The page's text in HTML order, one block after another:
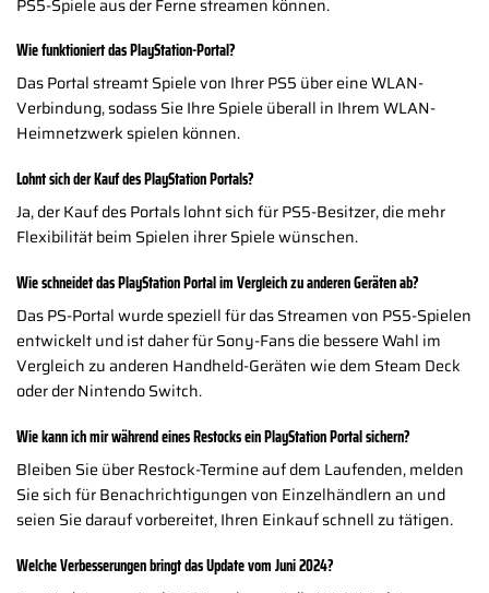
PS5-Spiele aus der Ferne streamen können.
Wie funktioniert das PlayStation-Portal?
Das Portal streamt Spiele von Ihrer PS5 über eine WLAN-
Verbindung, sodass Sie Ihre Spiele überall in Ihrem WLAN-
Heimnetzwerk spielen können.
Lohnt sich der Kauf des PlayStation Portals?
Ja, der Kauf des Portals lohnt sich für PS5-Besitzer, die mehr
Flexibilität beim Spielen ihrer Spiele wünschen.
Wie schneidet das PlayStation Portal im Vergleich zu anderen Geräten ab?
Das PS-Portal wurde speziell für das Streamen von PS5-Spielen
entwickelt und ist daher für Sony-Fans die bessere Wahl im
Vergleich zu anderen Handheld-Geräten wie dem Steam Deck
oder der Nintendo Switch.
Wie kann ich mir während eines Restocks ein PlayStation Portal sichern?
Bleiben Sie über Restock-Termine auf dem Laufenden, melden
Sie sich für Benachrichtigungen von Einzelhändlern an und
seien Sie darauf vorbereitet, Ihren Einkauf schnell zu tätigen.
Welche Verbesserungen bringt das Update vom Juni 2024?